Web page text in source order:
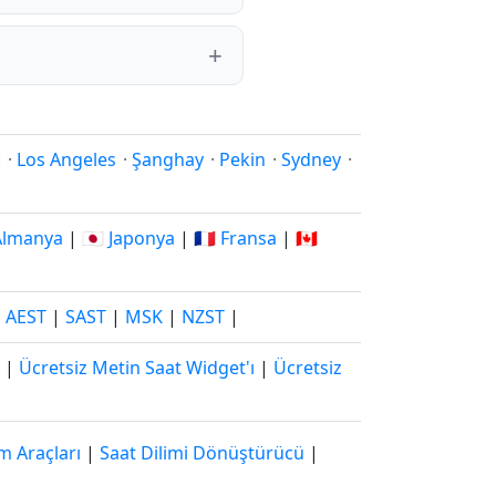
· Los Angeles · Şanghay · Pekin · Sydney ·
| 🇯🇵 Japonya | 🇫🇷 Fransa | 🇨🇦
AEST | SAST | MSK | NZST |
| Ücretsiz Metin Saat Widget'ı | Ücretsiz
Araçları | Saat Dilimi Dönüştürücü |